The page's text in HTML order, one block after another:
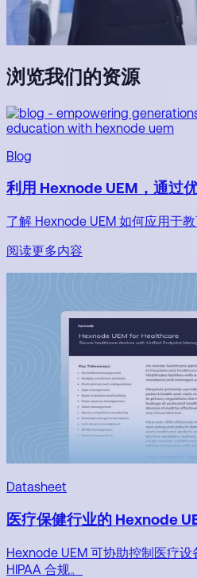
浏览我们的资源
Blog
利用 Hexnode UEM，通过
了解 Hexnode UEM 如何应用于
阅读更多内容
Datasheet
医疗保健行业的 Hexnode
Hexnode UEM 可协助控制医疗
HIPAA 合规。